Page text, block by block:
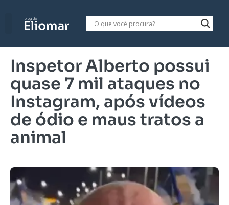
Inspetor Alberto possui
quase 7 mil ataques no
Instagram, após vídeos
de ódio e maus tratos a
animal